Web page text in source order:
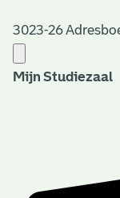
3023-26
Mijn Studiezaal